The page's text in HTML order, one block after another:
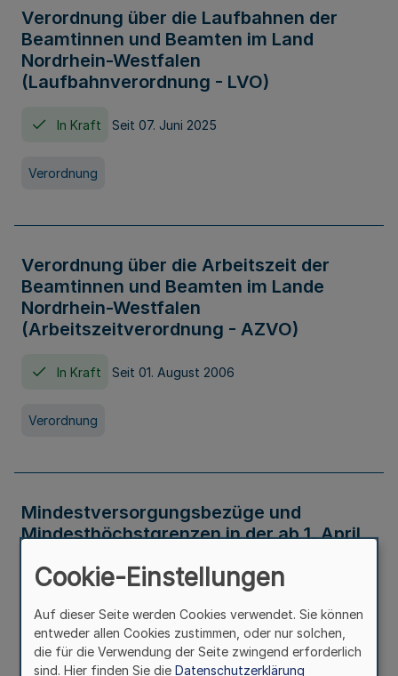
Verordnung über die Laufbahnen der
Beamtinnen und Beamten im Land
Nordrhein-Westfalen
(Laufbahnverordnung - LVO)
In Kraft Seit 07. Juni 2025
Verordnung
Verordnung über die Arbeitszeit der
Beamtinnen und Beamten im Lande
Nordrhein-Westfalen
(Arbeitszeitverordnung - AZVO)
In Kraft Seit 01. August 2006
Verordnung
Mindestversorgungsbezüge und
Mindesthöchstgrenzen in der ab 1. April
Verwaltungsvorschrift
Cookie-Einstellungen
Auf dieser Seite werden Cookies verwendet. Sie können
entweder allen Cookies zustimmen, oder nur solchen,
die für die Verwendung der Seite zwingend erforderlich
sind. Hier finden Sie die Datenschutzerklärung